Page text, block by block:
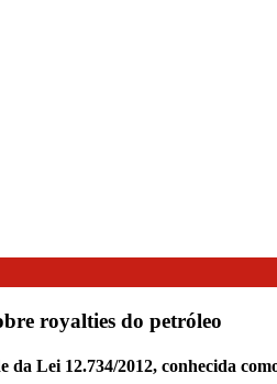
royalties do petróleo
Lei 12.734/2012, conhecida